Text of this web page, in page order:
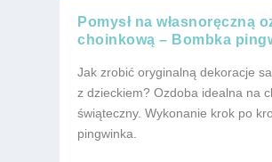
Pomysł na własnoręczną
choinkową – Bombka
Jak zrobić oryginalną dekoracje
z dzieckiem? Ozdoba idealna na
świąteczny. Wykonanie krok po
pingwinka.